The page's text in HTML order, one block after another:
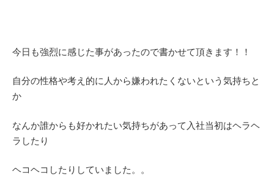
今日も強烈に感じた事があったので書かせて頂きます！！
自分の性格や考え的に人から嫌われたくないという気持ちと
か
なんか誰からも好かれたい気持ちがあって入社当初はヘラヘ
ラしたり
ヘコヘコしたりしていました。。